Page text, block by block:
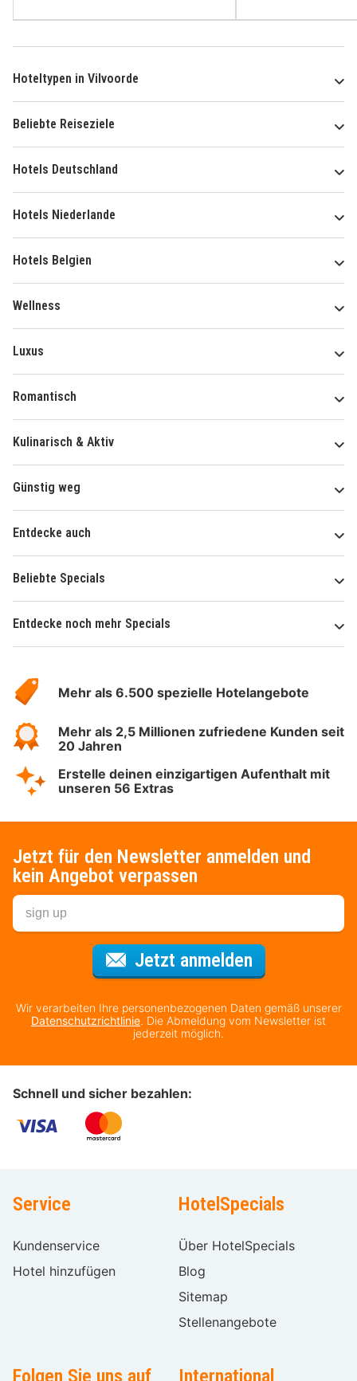
Hoteltypen in Vilvoorde
Beliebte Reiseziele
Hotels Deutschland
Hotels Niederlande
Hotels Belgien
Wellness
Luxus
Romantisch
Kulinarisch & Aktiv
Günstig weg
Entdecke auch
Beliebte Specials
Entdecke noch mehr Specials
Hotelspecials
Mehr als 6.500 spezielle Hotelangebote
Mehr als 2,5 Millionen zufriedene Kunden seit
20 Jahren
Erstelle deinen einzigartigen Aufenthalt mit
unseren 56 Extras
Jetzt für den Newsletter anmelden und
kein Angebot verpassen
Jetzt anmeldenFür den
Wir verarbeiten Ihre personenbezogenen Daten gemäß unserer
Datenschutzrichtlinie. Die Abmeldung vom Newsletter ist
jederzeit möglich.
Schnell und sicher bezahlen:
Service
Kundenservice
Hotel hinzufügen
HotelSpecials
Über HotelSpecials
Blog
Sitemap
Stellenangebote